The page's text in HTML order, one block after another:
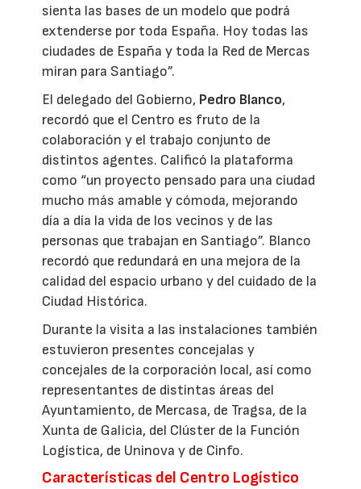
sienta las bases de un modelo que podrá
extenderse por toda España. Hoy todas las
ciudades de España y toda la Red de Mercas
miran para Santiago”.
El delegado del Gobierno, Pedro Blanco,
recordó que el Centro es fruto de la
colaboración y el trabajo conjunto de
distintos agentes. Calificó la plataforma
como “un proyecto pensado para una ciudad
mucho más amable y cómoda, mejorando
día a día la vida de los vecinos y de las
personas que trabajan en Santiago”. Blanco
recordó que redundará en una mejora de la
calidad del espacio urbano y del cuidado de la
Ciudad Histórica.
Durante la visita a las instalaciones también
estuvieron presentes concejalas y
concejales de la corporación local, así como
representantes de distintas áreas del
Ayuntamiento, de Mercasa, de Tragsa, de la
Xunta de Galicia, del Clúster de la Función
Logística, de Uninova y de Cinfo.
Características del Centro Logístico